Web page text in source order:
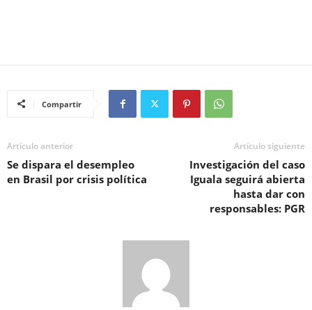
Compartir
Artículo anterior
Se dispara el desempleo
en Brasil por crisis política
Artículo siguiente
Investigación del caso
Iguala seguirá abierta
hasta dar con
responsables: PGR